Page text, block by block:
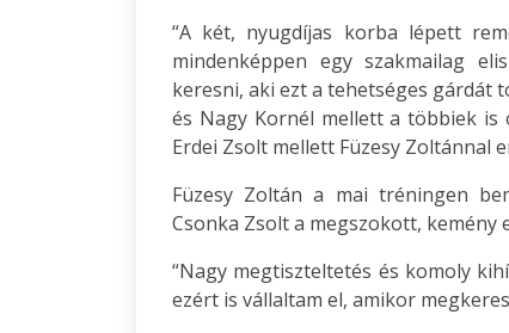
“A két, nyugdíjas korba lépett
mindenképpen egy szakmailag
keresni, aki ezt a tehetséges gárdát
és Nagy Kornél mellett a többiek is
Erdei Zsolt mellett Füzesy Zoltánnal
Füzesy Zoltán a mai tréningen
Csonka Zsolt a megszokott, kemény
“Nagy megtiszteltetés és komoly
ezért is vállaltam el, amikor